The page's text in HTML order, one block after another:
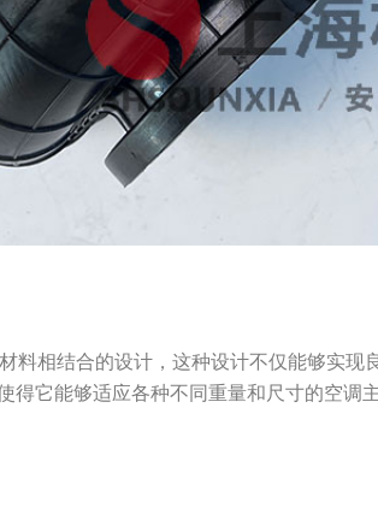
料相结合的设计，这种设计不仅能够实现
得它能够适应各种不同重量和尺寸的空调